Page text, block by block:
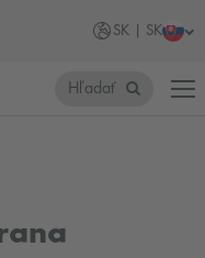
SK | SK
Hľadať